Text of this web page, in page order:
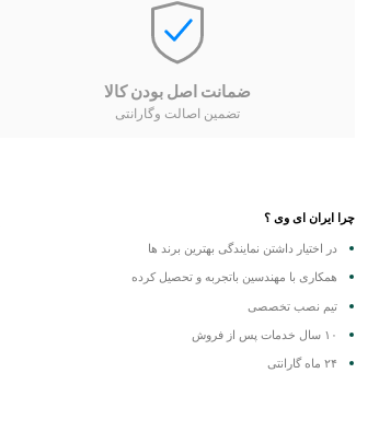
ضمانت اصل بودن کالا
تضمین اصالت وگارانتی
چرا ایران ای وی ؟
در اختیار داشتن نمایندگی بهترین برند ها
همکاری با مهندسین باتجربه و تحصیل کرده
تیم نصب تخصصی
۱۰ سال خدمات پس از فروش
۲۴ ماه گارانتی